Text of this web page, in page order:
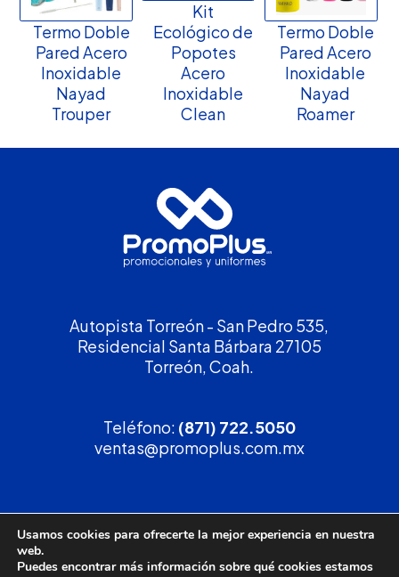
Termo Doble
Pared Acero
Inoxidable
Nayad
Trouper
Kit
Ecológico de
Popotes
Acero
Inoxidable
Clean
Termo Doble
Pared Acero
Inoxidable
Nayad
Roamer
Autopista Torreón - San Pedro 535,
Residencial Santa Bárbara 27105
Torreón, Coah.
Teléfono: (871) 722.5050
ventas@promoplus.com.mx
¡Solicita tucotización!
(800) 90 PROMO
Usamos cookies para ofrecerte la mejor experiencia en nuestra
web.
Puedes encontrar más información sobre qué cookies estamos